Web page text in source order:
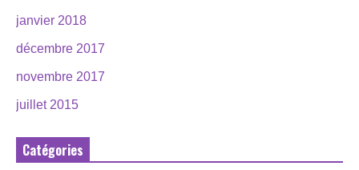
janvier 2018
décembre 2017
novembre 2017
juillet 2015
Catégories